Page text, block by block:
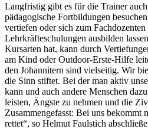
Langfristig gibt es für die Trainer
pädagogische Fortbildungen
vertiefen oder sich zum
Lehrkräfteschulungen ausbilden
Kursarten hat, kann durch
am Kind oder Outdoor-Erste-Hilfe
den Johannitern sind vielseitig. Wir
die Sinn stiftet. Bei der man aktiv
kann und auch andere Menschen
leisten, Ängste zu nehmen und die
Zusammengefasst: Bei uns bekommt
rettet“, so Helmut Faulstich